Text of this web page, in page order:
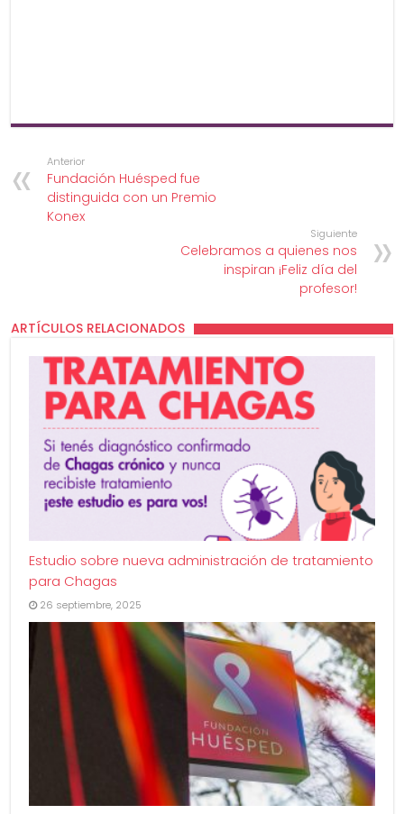
Anterior
Fundación Huésped fue
distinguida con un Premio
Konex
Siguiente
Celebramos a quienes nos
inspiran ¡Feliz día del
profesor!
ARTÍCULOS RELACIONADOS
Estudio sobre nueva administración de tratamiento
para Chagas
26 septiembre, 2025